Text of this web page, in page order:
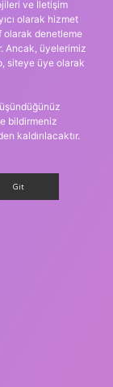
ve İletişim
olarak hizmet
olarak denetleme
Ancak, üyelerimiz
siteye üye olarak
bildirmeniz
kaldırılacaktır.